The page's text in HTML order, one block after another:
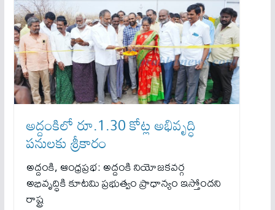
అద్దంకిలో రూ.1.30 కోట్ల అభివృద్ధి
పనులకు శ్రీకారం
అద్దంకి, ఆంధ్రప్రభ: అద్దంకి నియోజకవర్గ
అభివృద్ధికి కూటమి ప్రభుత్వం ప్రాధాన్యం ఇస్తోందని
రాష్ట్ర